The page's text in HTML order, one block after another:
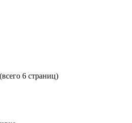
6 страниц)